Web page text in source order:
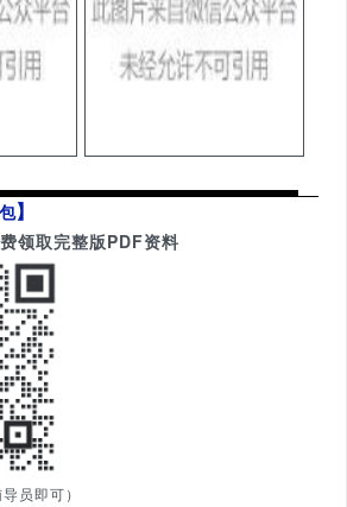
】
领取完整版PDF资料
员即可）